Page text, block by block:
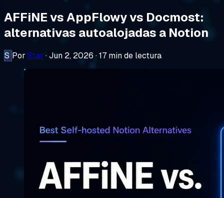
AFFiNE vs AppFlowy vs Docmost:
alternativas autoalojadas a Notion
S Por Star ·Jun 2, 2026 ·17 min de lectura